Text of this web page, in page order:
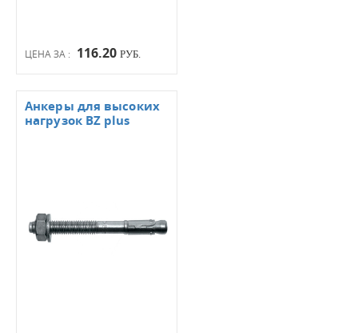
ЦЕНА ЗА : 116.20 РУБ.
Анкеры для высоких
нагрузок BZ plus